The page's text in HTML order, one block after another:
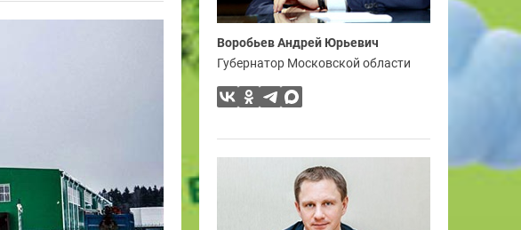
Воробьев Андрей Юрьевич
Губернатор Московской области